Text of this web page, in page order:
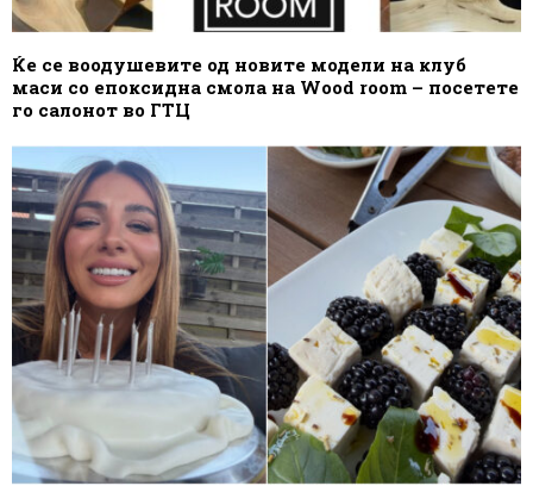
Ќе се воодушевите од новите модели на клуб
маси со епоксидна смола на Wood room – посетете
го салонот во ГТЦ